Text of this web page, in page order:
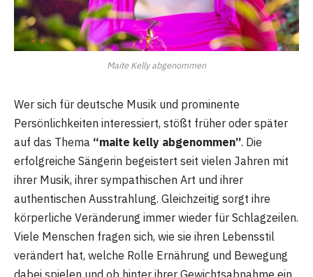
Maite Kelly abgenommen
Wer sich für deutsche Musik und prominente
Persönlichkeiten interessiert, stößt früher oder später
auf das Thema “maite kelly abgenommen”. Die
erfolgreiche Sängerin begeistert seit vielen Jahren mit
ihrer Musik, ihrer sympathischen Art und ihrer
authentischen Ausstrahlung. Gleichzeitig sorgt ihre
körperliche Veränderung immer wieder für Schlagzeilen.
Viele Menschen fragen sich, wie sie ihren Lebensstil
verändert hat, welche Rolle Ernährung und Bewegung
dabei spielen und ob hinter ihrer Gewichtsabnahme ein